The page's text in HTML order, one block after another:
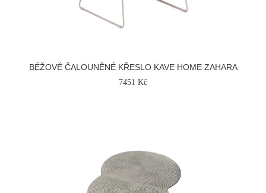
BÉŽOVÉ ČALOUNĚNÉ KŘESLO KAVE HOME ZAHARA
7451 Kč